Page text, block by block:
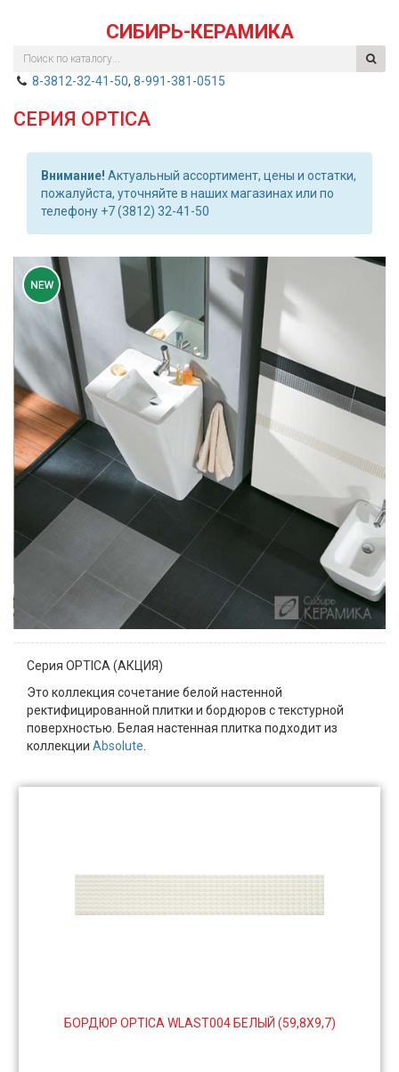
СИБИРЬ-КЕРАМИКА
8-3812-32-41-50, 8-991-381-0515
СЕРИЯ OPTICA
Внимание! Актуальный ассортимент, цены и остатки,
пожалуйста, уточняйте в наших магазинах или по
телефону +7 (3812) 32-41-50
Серия OPTICA (АКЦИЯ)
Это коллекция сочетание белой настенной
ректифицированной плитки и бордюров с текстурной
поверхностью. Белая настенная плитка подходит из
коллекции Absolute
БОРДЮР OPTICA WLAST004 БЕЛЫЙ (59,8Х9,7)